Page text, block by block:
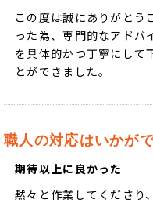
この度は誠にありがとう
った為、専門的なアドバ
を具体的かつ丁寧にして
とができました。
職人の対応はいかが
期待以上に良かった
黙々と作業してくださり